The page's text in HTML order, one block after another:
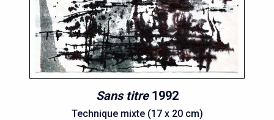
Sans titre1992
Technique mixte (17 x 20 cm)